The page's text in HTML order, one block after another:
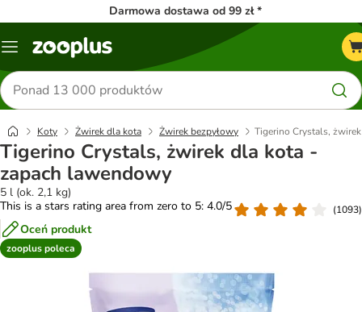
Darmowa dostawa od 99 zł *
Menu
Szukaj
produktów
Koty Żwirek dla kota Żwirek bezpyłowy Tigerino Crystals,
Tigerino Crystals, żwirek dla kota -
zapach lawendowy
5 l (ok. 2,1 kg)
This is a stars rating area from zero to 5: 4.0/5
(1093)
Oceń produkt
zooplus poleca